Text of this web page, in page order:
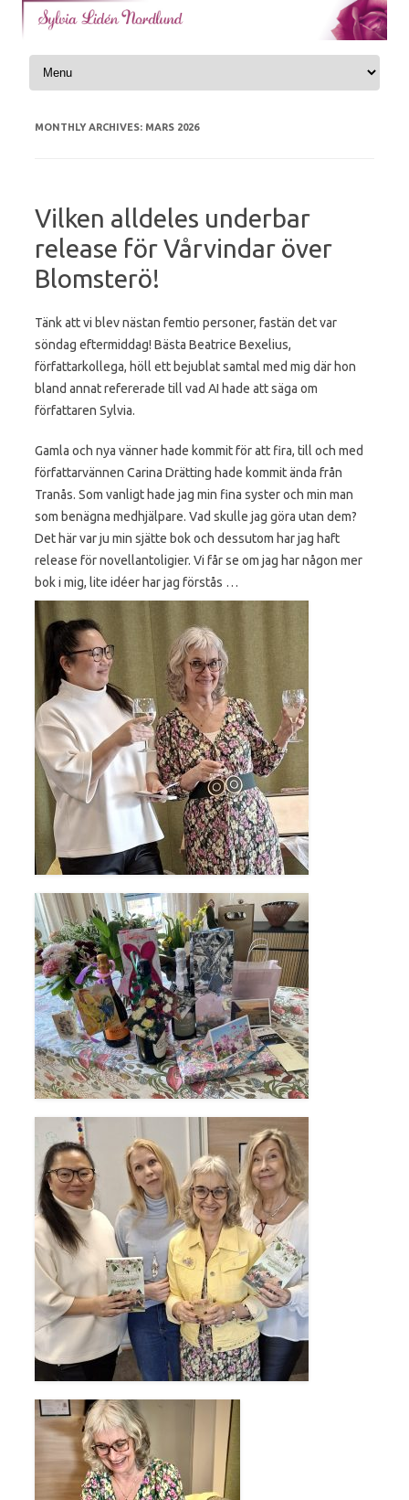
Skip to content
MONTHLY ARCHIVES: MARS 2026
Vilken alldeles underbar
release för Vårvindar över
Blomsterö!
Tänk att vi blev nästan femtio personer, fastän det var
söndag eftermiddag! Bästa Beatrice Bexelius,
författarkollega, höll ett bejublat samtal med mig där hon
bland annat refererade till vad AI hade att säga om
författaren Sylvia.
Gamla och nya vänner hade kommit för att fira, till och med
författarvännen Carina Drätting hade kommit ända från
Tranås. Som vanligt hade jag min fina syster och min man
som benägna medhjälpare. Vad skulle jag göra utan dem?
Det här var ju min sjätte bok och dessutom har jag haft
release för novellantoligier. Vi får se om jag har någon mer
bok i mig, lite idéer har jag förstås …